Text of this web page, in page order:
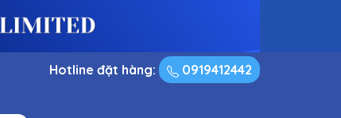
Hotline đặt hàng: 0919412442